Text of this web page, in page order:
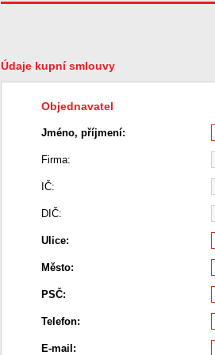
Údaje kupní smlouvy
Objednavatel
Jméno, příjmení:
Firma:
IČ:
DIČ:
Ulice:
Město:
PSČ:
Telefon:
E-mail: